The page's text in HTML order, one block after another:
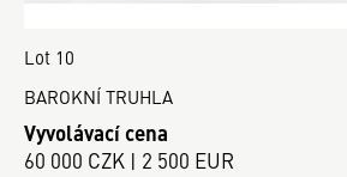
Lot 10
BAROKNÍ TRUHLA
Vyvolávací cena
60 000 CZK | 2 500 EUR